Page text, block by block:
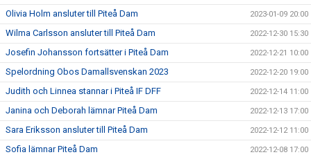
Olivia Holm ansluter till Piteå Dam 2023-01-09 20:00
Wilma Carlsson ansluter till Piteå Dam 2022-12-30 15:30
Josefin Johansson fortsätter i Piteå Dam 2022-12-21 10:00
Spelordning Obos Damallsvenskan 2023 2022-12-20 19:00
Judith och Linnea stannar i Piteå IF DFF 2022-12-14 11:00
Janina och Deborah lämnar Piteå Dam 2022-12-13 17:00
Sara Eriksson ansluter till Piteå Dam 2022-12-12 11:00
Sofia lämnar Piteå Dam 2022-12-08 17:00